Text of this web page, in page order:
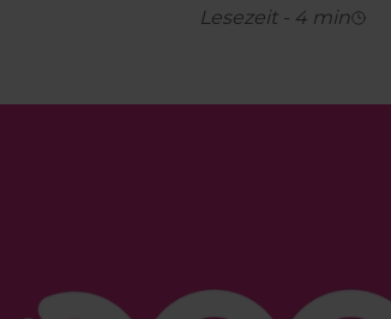
Lesezeit - 4 min